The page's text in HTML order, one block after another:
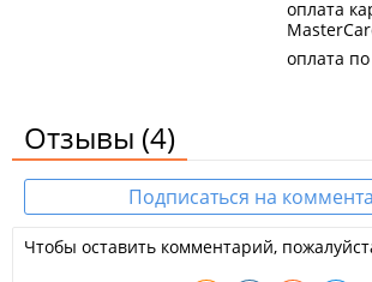
оплата
оплата
Отзывы (4)
Подписаться на
Чтобы оставить комментарий,